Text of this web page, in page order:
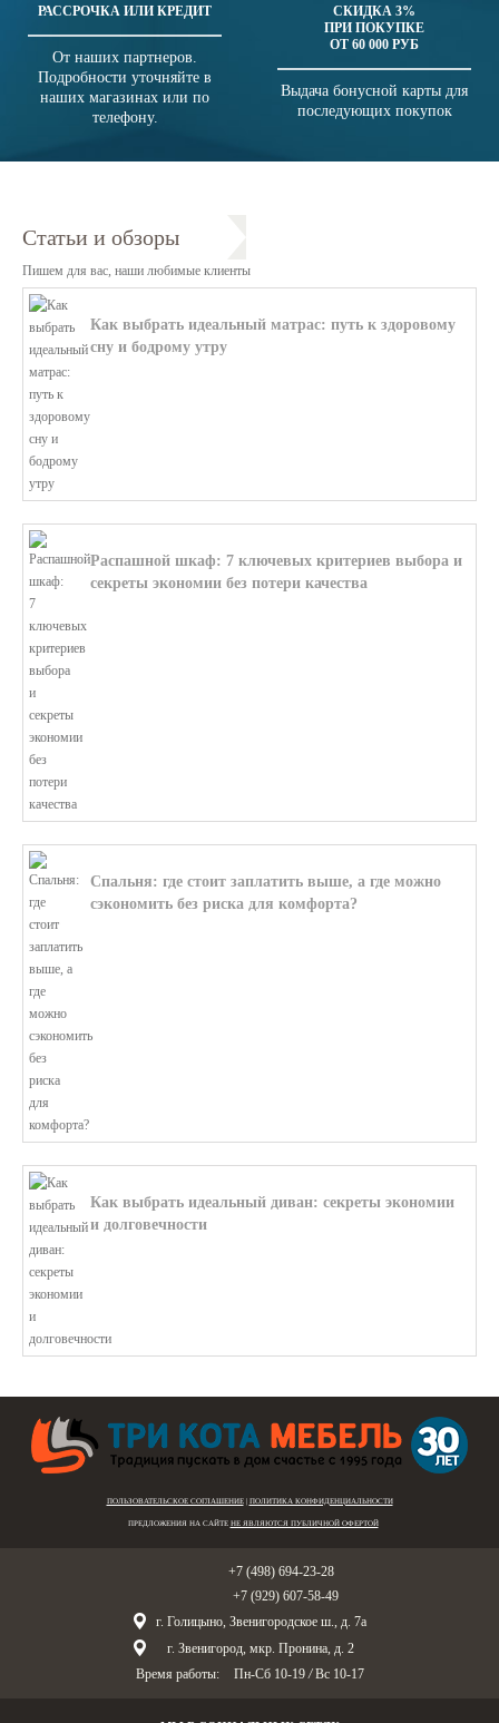
РАССРОЧКА ИЛИ КРЕДИТ
От наших партнеров.
Подробности уточняйте в
наших магазинах или по
телефону.
СКИДКА 3%
ПРИ ПОКУПКЕ
ОТ 60 000 РУБ
Выдача бонусной карты для
последующих покупок
Статьи и обзоры
Пишем для вас, наши любимые клиенты
Как выбрать идеальный матрас: путь к здоровому
сну и бодрому утру
Распашной шкаф: 7 ключевых критериев выбора и
секреты экономии без потери качества
Спальня: где стоит заплатить выше, а где можно
сэкономить без риска для комфорта?
Как выбрать идеальный диван: секреты экономии
и долговечности
ПОЛЬЗОВАТЕЛЬСКОЕ СОГЛАШЕНИЕ| ПОЛИТИКА КОНФИДЕНЦИАЛЬНОСТИ
ПРЕДЛОЖЕНИЯ НА САЙТЕ НЕ ЯВЛЯЮТСЯ ПУБЛИЧНОЙ ОФЕРТОЙ
+7 (498) 694-23-28
+7 (929) 607-58-49
г. Голицыно, Звенигородское ш., д. 7а
г. Звенигород, мкр. Пронина, д. 2
Время работы:
Пн-Сб 10-19 / Вс 10-17